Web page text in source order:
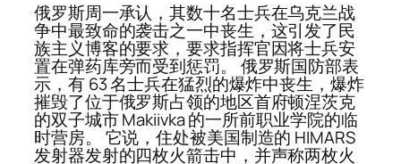
俄罗斯周一承认，其数十名士兵在乌克兰战
争中最致命的袭击之一中丧生，这引发了民
族主义博客的要求，要求指挥官因将士兵安
置在弹药库旁而受到惩罚。 俄罗斯国防部表
示，有 63 名士兵在猛烈的爆炸中丧生，爆炸
摧毁了位于俄罗斯占领的地区首府顿涅茨克
的双子城市 Makiivka 的一所前职业学院的临
时营房。 它说，住处被美国制造的 HIMARS
发射器发射的四枚火箭击中，并声称两枚火